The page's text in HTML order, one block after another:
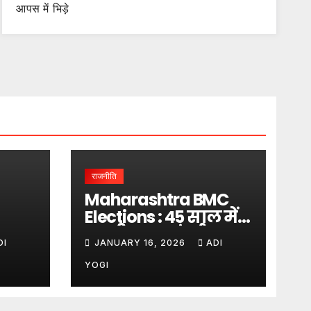
आपस में भिड़े
राजनीति
Maharashtra BMC
Elections : 45 साल में
पहली बार… मुंबई पर
बादशाहत
JANUARY 16, 2026 ADI
YOGI